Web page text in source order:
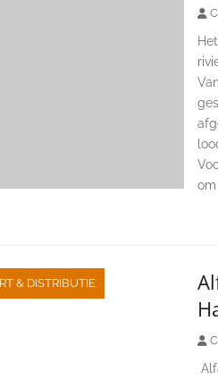
& DISTRIBUTIE